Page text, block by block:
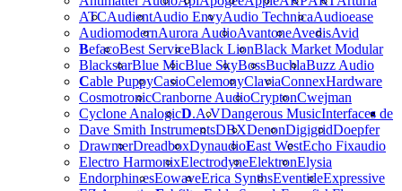
ATCAudientAudio EnvyAudio TechnicaAudioease
AudiomodernAurora AudioAvantoneAvedisAvid
BefacoBest ServiceBlack LionBlack Market Modular
BlackstarBlue MicBlue SkyBossBuchlaBuzz Audio
Cable PuppyCasioCelemonyClaviaConnex
CosmotronicCranborne AudioCryptonCwejman
Cyclone AnalogicD.A.VDangerous Music
Dave Smith InstrumentsDBXDenonDigigridDoepfer
DrawmerDreadboxDynaudioEast WestEcho Fix
Electro HarmonixElectrodyneElektronElysia
Endorphin.esEowaveErica SynthsEventideExpressive
Hardware
Interfaces de
audio